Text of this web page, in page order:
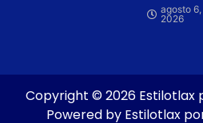
agosto 6,
2026
Copyright © 2026 Estilotlax
Powered by Estilotlax